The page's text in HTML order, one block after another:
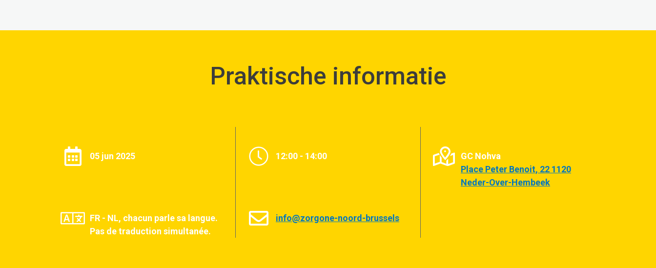
Praktische informatie
05 jun 2025 12:00 - 14:00
GC Nohva
Place Peter Benoit, 22 1120
Neder-Over-Hembeek
FR - NL, chacun parle sa langue.
Pas de traduction simultanée.
info@zorgone-noord-brussels